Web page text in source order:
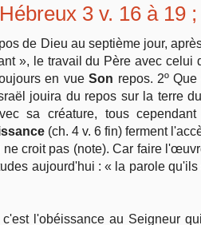
3 v. 16 à 19
de Dieu au septième jour,
», le travail du Père avec celui
en vueSon repos. 2º
jouira du repos sur la terre
sa créature, tous
(ch. 4 v. 6 fin) ferment
ne croit pas (note). Car faire
aujourd'hui : « la parole
l'obéissance au Seigneur